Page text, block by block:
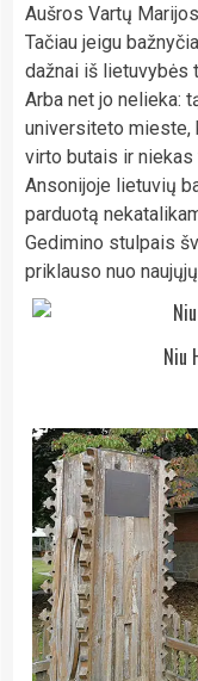
Aušros Vartų
Tačiau jeigu
dažnai iš lietuvybės
Arba net jo nelieka:
universiteto mieste,
virto butais ir
Ansonijoje lietuvių
parduotą
Gedimino stulpais
priklauso nuo
Niu